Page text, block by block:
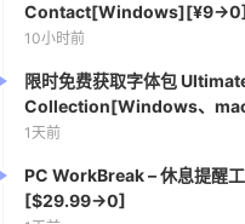
10小时前
限时免费获取字体包
Collection[Windows、
1天前
PC WorkBreak – 休息提醒
[$29.99→0]